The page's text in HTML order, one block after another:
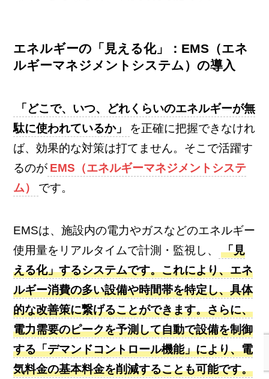
エネルギーの「見える化」：EMS（エネ
ルギーマネジメントシステム）の導入
「どこで、いつ、どれくらいのエネルギーが無
駄に使われているか」
を正確に把握できなけれ
ば、効果的な対策は打てません。そこで活躍す
るのが EMS（エネルギーマネジメントシステ
ム）
です。
EMSは、施設内の電力やガスなどのエネルギー
使用量をリアルタイムで計測・監視し、
「見
える化」するシステムです。これにより、エネ
ルギー消費の多い設備や時間帯を特定し、具体
的な改善策に繋げることができます。さらに、
電力需要のピークを予測して自動で設備を制御
する「デマンドコントロール機能」により、電
気料金の基本料金を削減することも可能です。